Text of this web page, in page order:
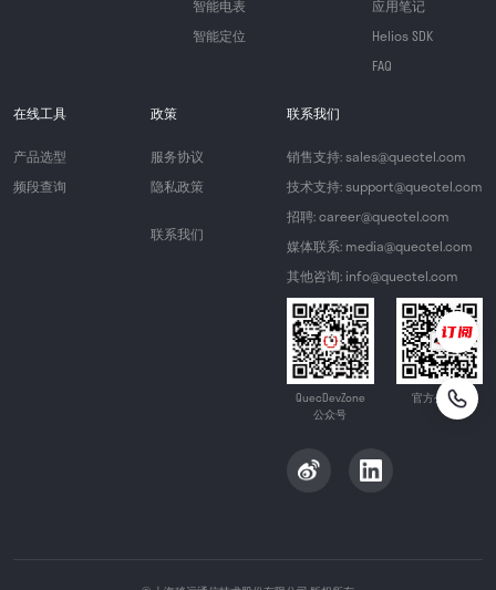
智能电表
智能定位
应用笔记
Helios SDK
FAQ
在线工具
产品选型
频段查询
政策
服务协议
隐私政策
联系我们
联系我们
销售支持: sales@quectel.com
技术支持: support@quectel.com
招聘: career@quectel.com
媒体联系: media@quectel.com
其他咨询: info@quectel.com
QuecDevZone
公众号
官方公众号